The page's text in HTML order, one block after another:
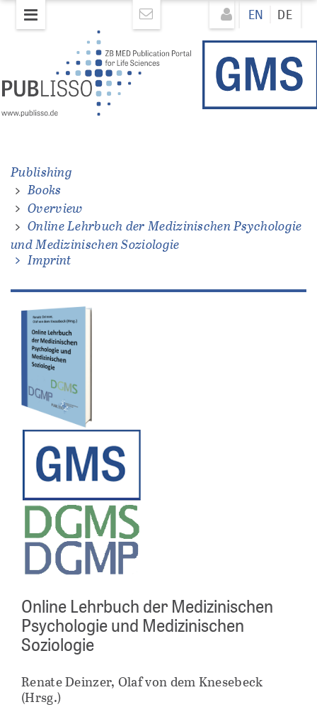
Direkt
zum
EN DE
Publishing
Books
Overview
Online Lehrbuch der Medizinischen Psychologie
und Medizinischen Soziologie
Imprint
Online Lehrbuch der Medizinischen
Psychologie und Medizinischen
Soziologie
Renate Deinzer, Olaf von dem Knesebeck
(Hrsg.)